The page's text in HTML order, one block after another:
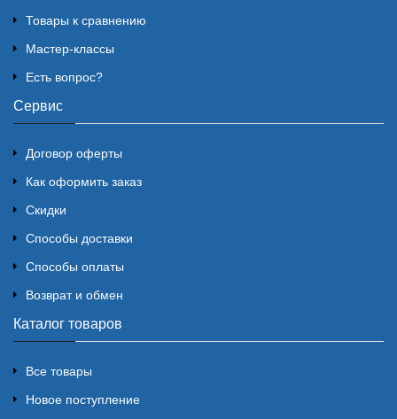
Товары к сравнению
Мастер-классы
Есть вопрос?
Сервис
Договор оферты
Как оформить заказ
Скидки
Способы доставки
Способы оплаты
Возврат и обмен
Каталог товаров
Все товары
Новое поступление